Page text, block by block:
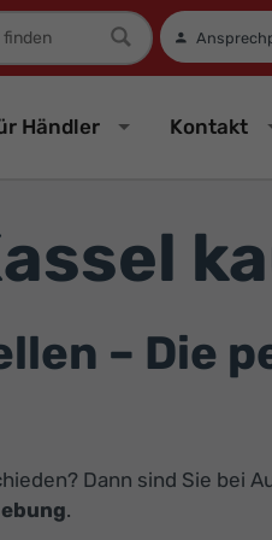
Händler Kontakt
– Die
Dann sind Sie bei
.